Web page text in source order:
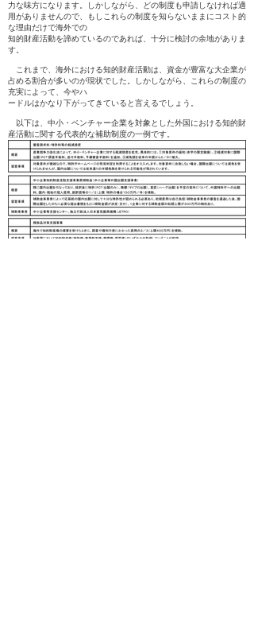
力な味方になります。しかしながら、どの制度も申請しなければ適
用がありませんので、もしこれらの制度を知らないままにコスト的
な理由だけで海外での
知的財産活動を諦めているのであれば、十分に検討の余地がありま
す。
これまで、海外における知的財産活動は、資金が豊富な大企業が
占める割合が多いのが現状でした。しかしながら、これらの制度の
充実によって、今やハ
ードルはかなり下がってきていると言えるでしょう。
以下は、中小・ベンチャー企業を対象とした外国における知的財
産活動に関する代表的な補助制度の一例です。